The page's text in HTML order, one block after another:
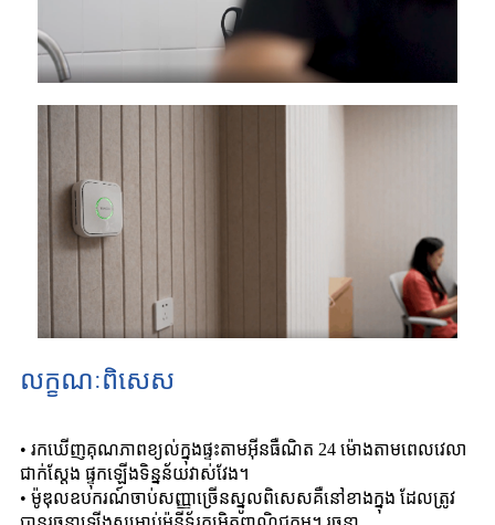
លក្ខណៈពិសេស
• រកឃើញគុណភាពខ្យល់ក្នុងផ្ទះតាមអ៊ីនធឺណិត 24 ម៉ោងតាមពេលវេលា
ជាក់ស្តែង ផ្ទុកឡើងទិន្នន័យវាស់វែង។
• ម៉ូឌុលឧបករណ៍ចាប់សញ្ញាច្រើនស្នូលពិសេសគឺនៅខាងក្នុង ដែលត្រូវ